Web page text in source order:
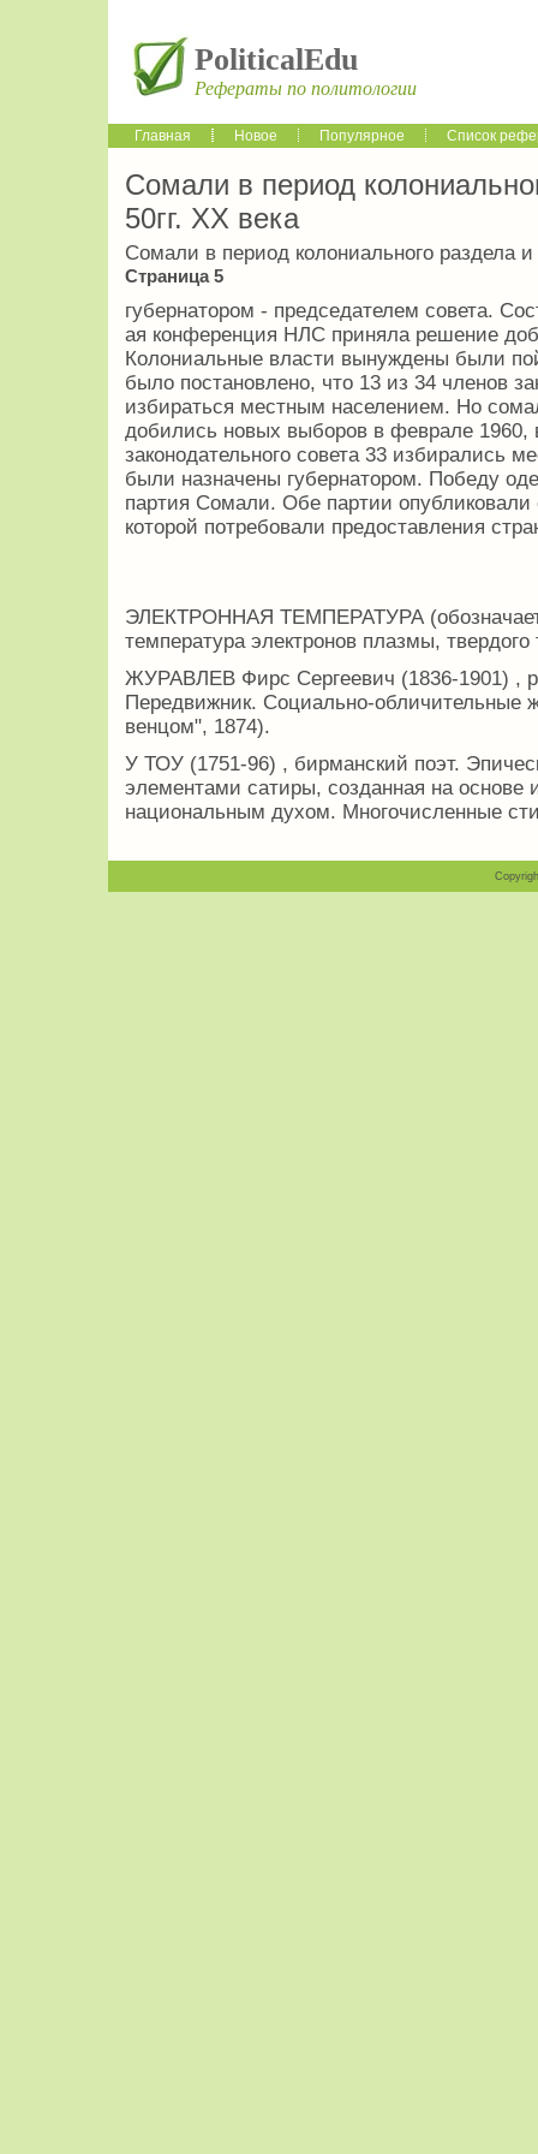
PoliticalEdu
Рефераты по политологии
Главная Новое Популярное Список
Сомали в период
50гг. XX века
Сомали в период колониального раздела и
Страница 5
губернатором - председателем совета.
ая конференция НЛС приняла решение
Колониальные власти вынуждены были
было постановлено, что 13 из 34 членов
избираться местным населением. Но
добились новых выборов в феврале 1960,
законодательного совета 33 избирались
были назначены губернатором. Победу
партия Сомали. Обе партии
которой потребовали предоставления
ЭЛЕКТРОННАЯ ТЕМПЕРАТУРА
температура электронов плазмы, твердого
ЖУРАВЛЕВ Фирс Сергеевич (1836-1901) ,
Передвижник. Социально-обличительные
венцом", 1874).
У ТОУ (1751-96) , бирманский поэт.
элементами сатиры, созданная на основе
национальным духом. Многочисленные